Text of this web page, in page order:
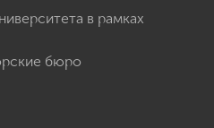
в рамках
бюро